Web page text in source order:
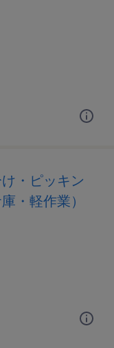
・ピッキン
・軽作業）